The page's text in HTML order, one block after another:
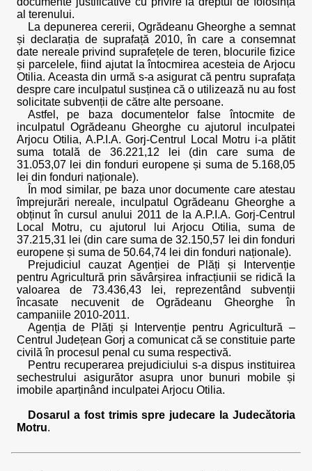
al terenului.
La depunerea cererii, Ogrădeanu Gheorghe a semnat
și declarația de suprafață 2010, în care a consemnat
date nereale privind suprafețele de teren, blocurile fizice
și parcelele, fiind ajutat la întocmirea acesteia de Arjocu
Otilia. Aceasta din urmă s-a asigurat că pentru suprafața
despre care inculpatul susținea că o utilizează nu au fost
solicitate subvenții de către alte persoane.
Astfel, pe baza documentelor false întocmite de
inculpatul Ogrădeanu Gheorghe cu ajutorul inculpatei
Arjocu Otilia, A.P.I.A. Gorj-Centrul Local Motru i-a plătit
suma totală de 36.221,12 lei (din care suma de
31.053,07 lei din fonduri europene și suma de 5.168,05
lei din fonduri naționale).
În mod similar, pe baza unor documente care atestau
împrejurări nereale, inculpatul Ogrădeanu Gheorghe a
obținut în cursul anului 2011 de la A.P.I.A. Gorj-Centrul
Local Motru, cu ajutorul lui Arjocu Otilia, suma de
37.215,31 lei (din care suma de 32.150,57 lei din fonduri
europene și suma de 50.64,74 lei din fonduri naționale).
Prejudiciul cauzat Agenției de Plăți și Intervenție
pentru Agricultură prin săvârșirea infracțiunii se ridică la
valoarea de 73.436,43 lei, reprezentând subvenții
încasate necuvenit de Ogrădeanu Gheorghe în
campaniile 2010-2011.
Agenția de Plăți și Intervenție pentru Agricultură –
Centrul Județean Gorj a comunicat că se constituie parte
civilă în procesul penal cu suma respectivă.
Pentru recuperarea prejudiciului s-a dispus instituirea
sechestrului asigurător asupra unor bunuri mobile și
imobile aparținând inculpatei Arjocu Otilia.
Dosarul a fost trimis spre judecare la Judecătoria
Motru.